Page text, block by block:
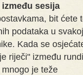
sesija
bit ćete
podataka u
Kada se
riječi" između
je teže